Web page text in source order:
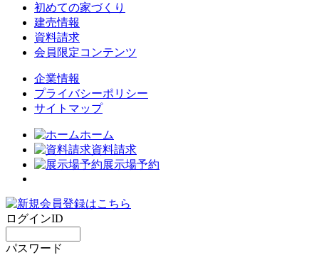
初めての家づくり
建売情報
資料請求
会員限定コンテンツ
企業情報
プライバシーポリシー
サイトマップ
ホーム
資料請求
展示場予約
ログインID
パスワード